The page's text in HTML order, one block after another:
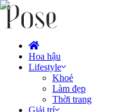
Hoa hậu
Lifestyle
Khoẻ
Làm đẹp
Thời trang
Giải trí